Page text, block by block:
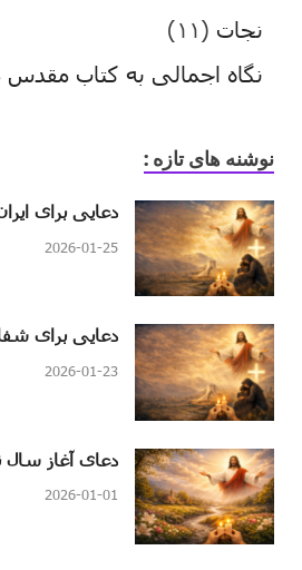
نجات (۱۱)
نگاه اجمالی به کتاب مقدس
نوشنه های تازه :
دعایی برای
2026-01-25
دعایی برای
2026-01-23
دعای آغاز سال
2026-01-01